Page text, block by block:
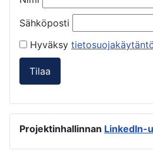
Sähköposti
Hyväksy
Tilaa
Projektinhallinnan LinkedIn-